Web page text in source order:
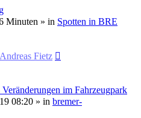
Minuten » in Spotten in BRE
Andreas Fietz
im Fahrzeugpark
08:20 » in bremer-